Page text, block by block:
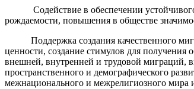
Содействие в обеспечении устойчивого
рождаемости, повышения в обществе
Поддержка создания качественного
ценности, создание стимулов для
внешней, внутренней и трудовой миграций,
пространственного и демографического
межнационального и межрелигиозного мира